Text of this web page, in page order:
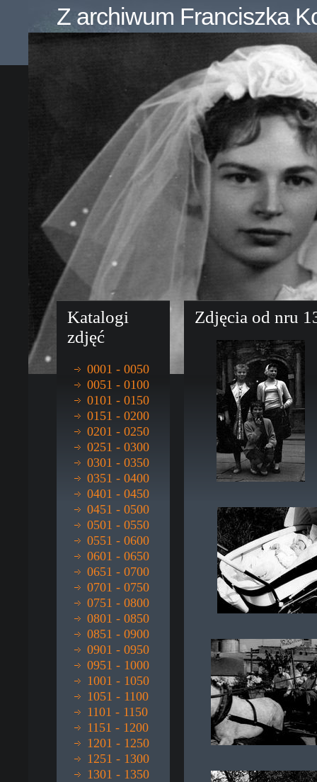
Z archiwum Franciszka
Katalogi
zdjęć
0001 - 0050
0051 - 0100
0101 - 0150
0151 - 0200
0201 - 0250
0251 - 0300
0301 - 0350
0351 - 0400
0401 - 0450
0451 - 0500
0501 - 0550
0551 - 0600
0601 - 0650
0651 - 0700
0701 - 0750
0751 - 0800
0801 - 0850
0851 - 0900
0901 - 0950
0951 - 1000
1001 - 1050
1051 - 1100
1101 - 1150
1151 - 1200
1201 - 1250
1251 - 1300
1301 - 1350
Zdjęcia od nru